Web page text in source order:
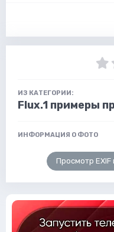
ИЗ КАТЕГОРИИ:
Flux.1 примеры
ИНФОРМАЦИЯ О ФОТО
Просмотр